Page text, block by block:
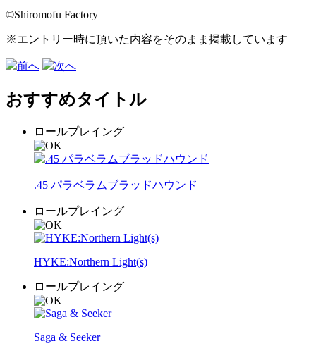
©️Shiromofu Factory
※エントリー時に頂いた内容をそのまま掲載しています
前へ 次へ
おすすめタイトル
ロールプレイング
.45 パラベラムブラッドハウンド
ロールプレイング
HYKE:Northern Light(s)
ロールプレイング
Saga & Seeker